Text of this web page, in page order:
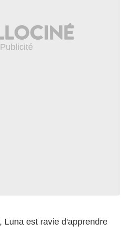
Luna est ravie d'apprendre